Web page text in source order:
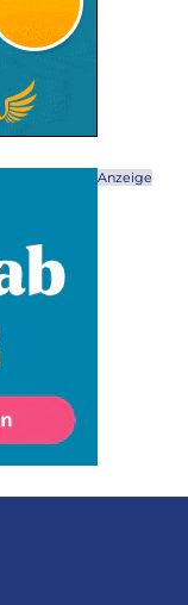
Anzeige